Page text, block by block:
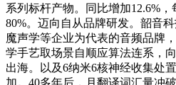
系列标杆产物。同比增加12.6%
80%。迈向自从品牌研发。韶音
魔声学等企业为代表的音频品牌
学手艺取场景自顺应算法连系，
出海。以及6纳米6核神经收集处
加。40多年后，月翻译词汇量冲